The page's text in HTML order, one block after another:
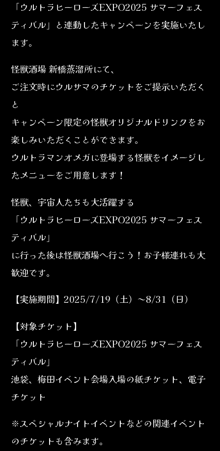
「ウルトラヒーローズEXPO2025 サマーフェス
ティバル」と連動したキャンペーンを実施いたし
ます。
怪獣酒場 新橋蒸溜所にて、
ご注文時にウルサマのチケットをご提示いただく
と
キャンペーン限定の怪獣オリジナルドリンクをお
楽しみいただくことができます。
ウルトラマンオメガに登場する怪獣をイメージし
たメニューをご用意します！
怪獣、宇宙人たちも大活躍する
「ウルトラヒーローズEXPO2025 サマーフェス
ティバル」
に行った後は怪獣酒場へ行こう！お子様連れも大
歓迎です。
【実施期間】2025/7/19（土）～8/31（日）
【対象チケット】
「ウルトラヒーローズEXPO2025 サマーフェス
ティバル」
池袋、梅田イベント会場入場の紙チケット、電子
チケット
※スペシャルナイトイベントなどの関連イベント
のチケットも含みます。